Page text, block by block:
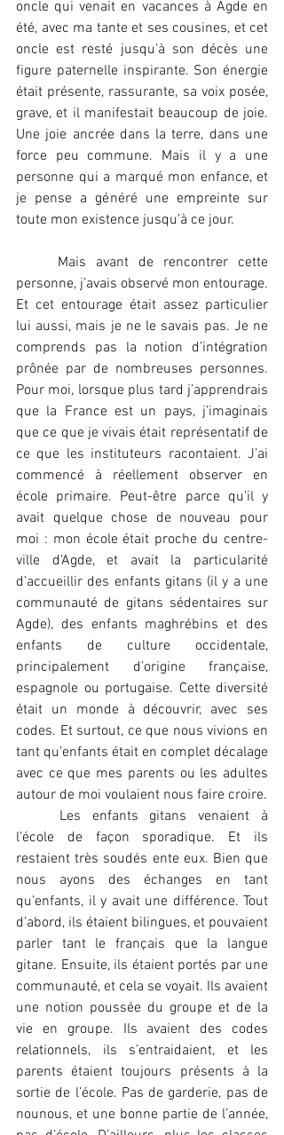
oncle qui venait en vacances à Agde en
été, avec ma tante et ses cousines, et cet
oncle est resté jusqu’à son décès une
figure paternelle inspirante. Son énergie
était présente, rassurante, sa voix posée,
grave, et il manifestait beaucoup de joie.
Une joie ancrée dans la terre, dans une
force peu commune. Mais il y a une
personne qui a marqué mon enfance, et
je pense a généré une empreinte sur
toute mon existence jusqu’à ce jour.
Mais avant de rencontrer cette
personne, j’avais observé mon entourage.
Et cet entourage était assez particulier
lui aussi, mais je ne le savais pas. Je ne
comprends pas la notion d’intégration
prônée par de nombreuses personnes.
Pour moi, lorsque plus tard j’apprendrais
que la France est un pays, j’imaginais
que ce que je vivais était représentatif de
ce que les instituteurs racontaient. J’ai
commencé à réellement observer en
école primaire. Peut-être parce qu’il y
avait quelque chose de nouveau pour
moi : mon école était proche du centre-
ville d’Agde, et avait la particularité
d’accueillir des enfants gitans (il y a une
communauté de gitans sédentaires sur
Agde), des enfants maghrébins et des
enfants de culture occidentale,
principalement d’origine française,
espagnole ou portugaise. Cette diversité
était un monde à découvrir, avec ses
codes. Et surtout, ce que nous vivions en
tant qu’enfants était en complet décalage
avec ce que mes parents ou les adultes
autour de moi voulaient nous faire croire.
Les enfants gitans venaient à
l’école de façon sporadique. Et ils
restaient très soudés ente eux. Bien que
nous ayons des échanges en tant
qu’enfants, il y avait une différence. Tout
d’abord, ils étaient bilingues, et pouvaient
parler tant le français que la langue
gitane. Ensuite, ils étaient portés par une
communauté, et cela se voyait. Ils avaient
une notion poussée du groupe et de la
vie en groupe. Ils avaient des codes
relationnels, ils s’entraidaient, et les
parents étaient toujours présents à la
sortie de l’école. Pas de garderie, pas de
nounous, et une bonne partie de l’année,